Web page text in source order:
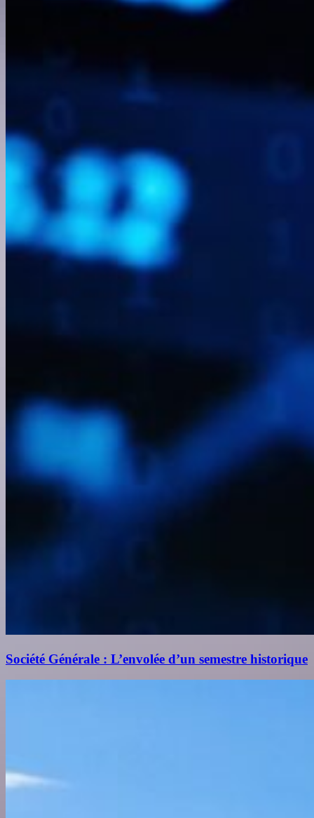
Société Générale : L’envolée d’un semestre historique